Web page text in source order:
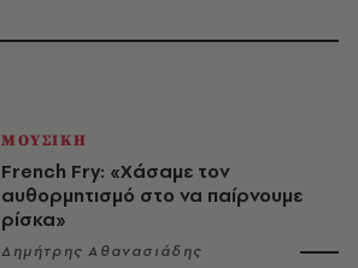
ΜΟΥΣΙΚΗ
French Fry: «Χάσαμε τον
αυθορμητισμό στο να παίρνουμε
ρίσκα»
Δημήτρης Αθανασιάδης